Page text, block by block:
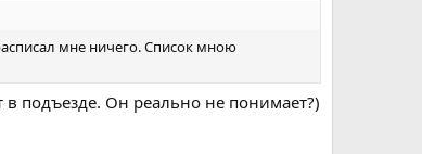
мне ничего. Список мною
в подъезде. Он реально не понимает?)